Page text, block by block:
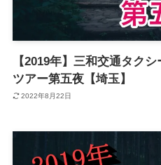
【2019年】三和交通タク
ツアー第五夜【埼玉】
2022年8月22日